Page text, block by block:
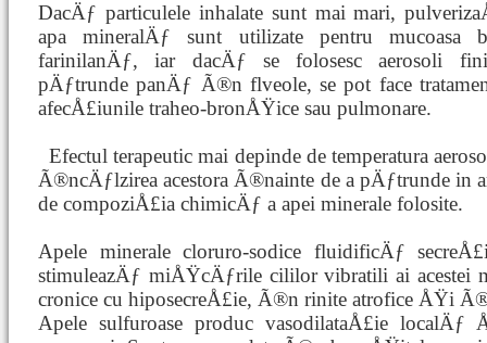
DacÄƒ particulele inhalate sunt mai mari,
apa mineralÄƒ sunt utilizate pentru mucoasa
farinilanÄƒ, iar dacÄƒ se folosesc aerosoli
pÄƒtrunde panÄƒ Ã®n flveole, se pot face
afecÅ£iunile traheo-bronÅŸice sau pulmonare.
Efectul terapeutic mai depinde de temperatura
Ã®ncÄƒlzirea acestora Ã®nainte de a pÄƒtrunde in
de compoziÅ£ia chimicÄƒ a apei minerale folosite.
Apele minerale cloruro-sodice fluidificÄƒ
stimuleazÄƒ miÅŸcÄƒrile cililor vibratili ai acestei
cronice cu hiposecreÅ£ie, Ã®n rinite atrofice ÅŸi
Apele sulfuroase produc vasodilataÅ£ie